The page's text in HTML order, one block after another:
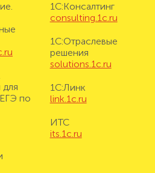
по
1С:Консалтинг
consulting.1c.ru
1С:Отраслевые
решения
solutions.1c.ru
1С:Линк
link.1c.ru
ИТС
its.1c.ru